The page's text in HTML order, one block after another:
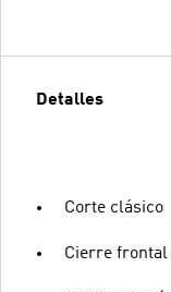
Detalles
Corte clásico
Cierre